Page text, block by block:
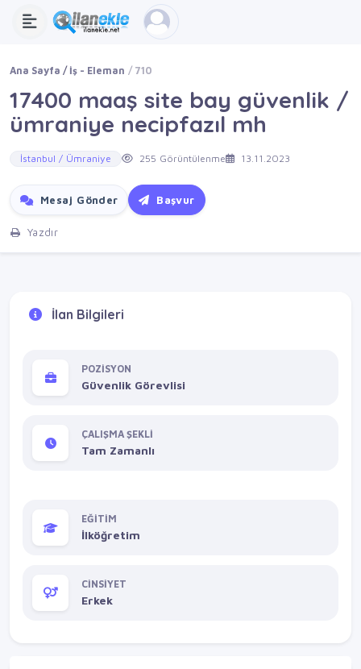
Ana Sayfa İş - Eleman 710
17400 maaş site bay güvenlik /
ümraniye necipfazıl mh
İstanbul / Ümraniye 255 Görüntülenme 13.11.2023
Mesaj Gönder Başvur
Yazdır
İlan Bilgileri
POZİSYON
Güvenlik Görevlisi
ÇALIŞMA ŞEKLİ
Tam Zamanlı
EĞİTİM
İlköğretim
CİNSİYET
Erkek